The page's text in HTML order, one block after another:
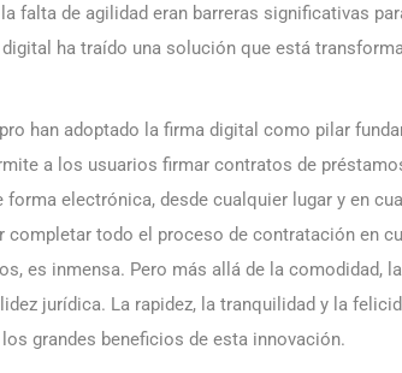
falta de agilidad eran barreras significativas
ha traído una solución que está
han adoptado la firma digital como pilar
a los usuarios firmar contratos de
electrónica, desde cualquier lugar y en
completar todo el proceso de contratación en
es inmensa. Pero más allá de la comodidad,
jurídica. La rapidez, la tranquilidad y la
grandes beneficios de esta innovación.